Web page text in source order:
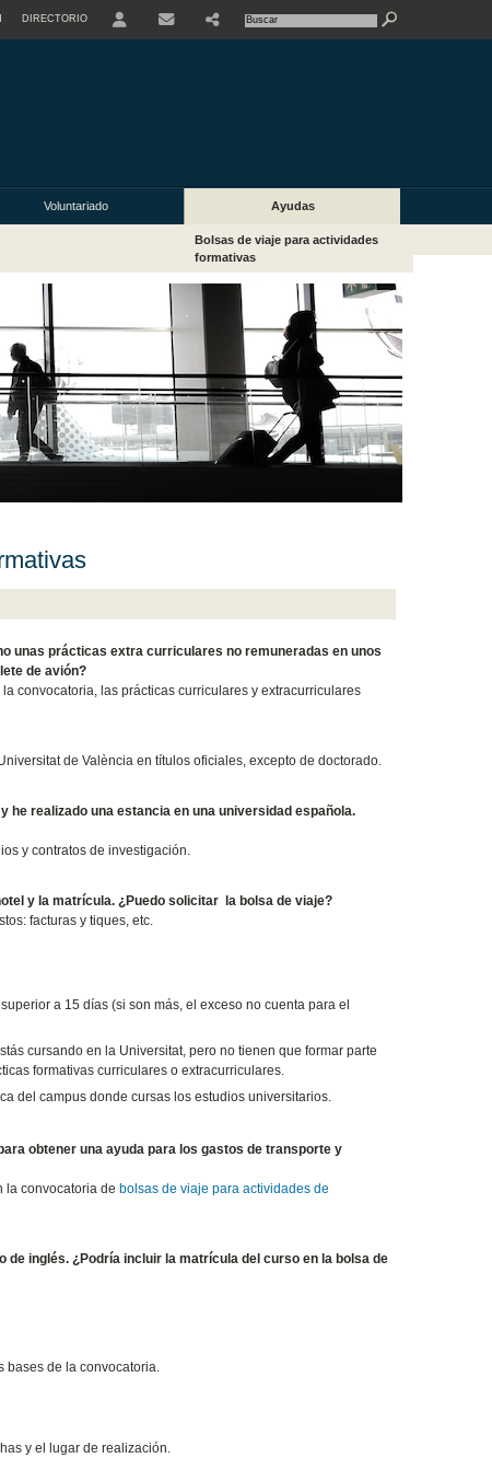
DIRECTORIO
Voluntariado Ayudas
Bolsas de viaje para actividades
formativas
unas prácticas extra curriculares no remuneradas en unos
de avión?
convocatoria, las prácticas curriculares y extracurriculares
de València en títulos oficiales, excepto de doctorado.
realizado una estancia en una universidad española.
y contratos de investigación.
y la matrícula. ¿Puedo solicitar la bolsa de viaje?
facturas y tiques, etc.
a 15 días (si son más, el exceso no cuenta para el
cursando en la Universitat, pero no tienen que formar parte
formativas curriculares o extracurriculares.
del campus donde cursas los estudios universitarios.
obtener una ayuda para los gastos de transporte y
la convocatoria de bolsas de viaje para actividades de
inglés. ¿Podría incluir la matrícula del curso en la bolsa de
bases de la convocatoria.
y el lugar de realización.